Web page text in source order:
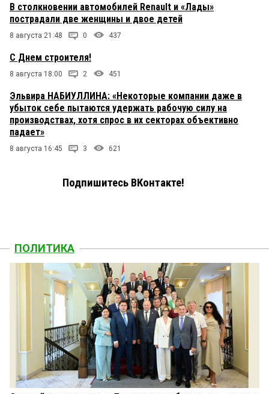
В столкновении автомобилей Renault и «Лады»
пострадали две женщины и двое детей
8 августа 21:48 0 437
С Днем строителя!
8 августа 18:00 2 451
Эльвира НАБИУЛЛИНА: «Некоторые компании даже в
убыток себе пытаются удержать рабочую силу на
производствах, хотя спрос в их секторах объективно
падает»
8 августа 16:45 3 621
Подпишитесь ВКонтакте!
ПОЛИТИКА